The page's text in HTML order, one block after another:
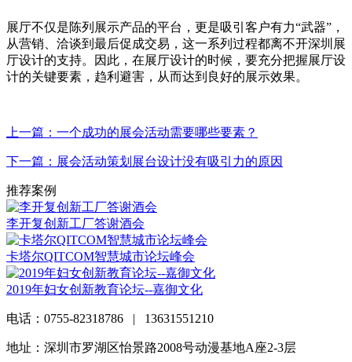
展厅不仅是陈列展示产品的平台，更是吸引客户有力“武器”，
从营销、洽谈到最后促成交易，这一系列过程都离不开深圳展
厅设计的支持。因此，在展厅设计的时候，要充分把握展厅设
计的关键要素，趋利避害，从而达到良好的展示效果。
上一篇：一个成功的展会活动需要哪些要素？
下一篇：展会活动策划展台设计没有吸引力的原因
推荐案例
李开复创新工厂答谢酒会
卡塔尔QITCOM智慧城市论坛峰会
2019年妇女创新教育论坛--嘉御文化
电话：0755-82318786 | 13631551210
地址：深圳市罗湖区怡景路2008号动漫基地A座2-3层